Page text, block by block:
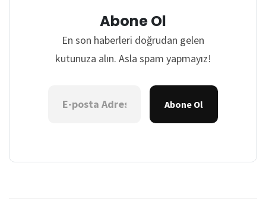
Abone Ol
En son haberleri doğrudan gelen
kutunuza alın. Asla spam yapmayız!
Abone Ol